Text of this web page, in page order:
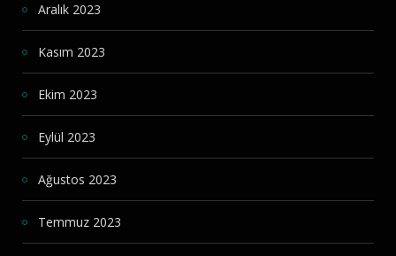
Aralık 2023
Kasım 2023
Ekim 2023
Eylül 2023
Ağustos 2023
Temmuz 2023